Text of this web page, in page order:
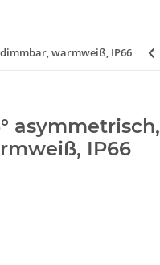
dimmbar, warmweiß, IP66
asymmetrisch,
IP66